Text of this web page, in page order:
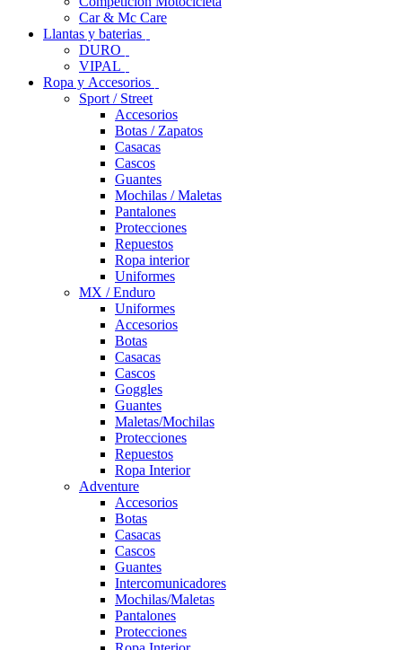
Car & Mc Care
Llantas y baterias
DURO
VIPAL
Ropa y Accesorios
Sport / Street
Accesorios
Botas / Zapatos
Casacas
Cascos
Guantes
Mochilas / Maletas
Pantalones
Protecciones
Repuestos
Ropa interior
Uniformes
MX / Enduro
Uniformes
Accesorios
Botas
Casacas
Cascos
Goggles
Guantes
Maletas/Mochilas
Protecciones
Repuestos
Ropa Interior
Adventure
Accesorios
Botas
Casacas
Cascos
Guantes
Intercomunicadores
Mochilas/Maletas
Pantalones
Protecciones